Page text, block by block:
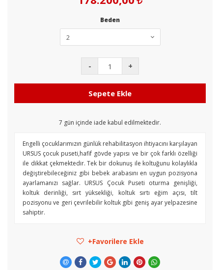
Beden
- +
Sepete Ekle
7 gün içinde iade kabul edilmektedir.
Engelli çocuklarımızın günlük rehabilitasyon ihtiyacını karşılayan
URSUS çocuk puseti,hafif gövde yapısı ve bir çok farklı özelliği
ile dikkat çekmektedir. Tek bir dokunuş ile koltuğunu kolaylıkla
değiştirebileceğiniz gibi bebek arabasını en uygun pozisyona
ayarlamanızı sağlar. URSUS Çocuk Puseti oturma genişliği,
koltuk derinliği, sırt yüksekliği, koltuk sırtı eğim açısı, tilt
pozisyonu ve geri çevrilebilir koltuk gibi geniş ayar yelpazesine
sahiptir.
Favorilere Ekle